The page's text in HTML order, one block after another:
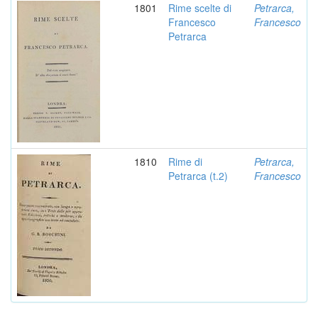
1801
Rime scelte di
Francesco
Petrarca
Petrarca,
Francesco
1810
Rime di
Petrarca (t.2)
Petrarca,
Francesco